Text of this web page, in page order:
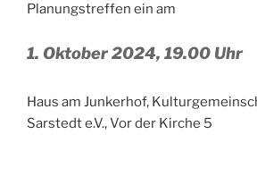
Planungstreffen ein am
1. Oktober 2024, 19.00 Uhr
Haus am Junkerhof,
Sarstedt e.V., Vor der Kirche 5